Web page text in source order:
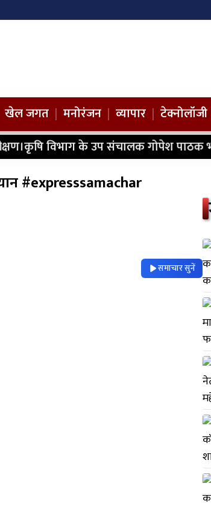
खेल जगत | मनोरंजन | व्यापार | टेक्नोलॉजी
विभाग के उप संचालक गोपेश पाठक
#expresssamachar
समाचार सुनें